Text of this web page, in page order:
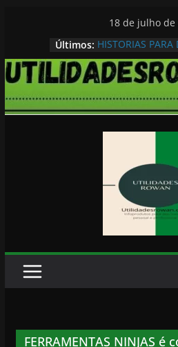
conteúdo
18 de julho de
Últimos: HISTORIAS
FERRAMENTAS NINJAS é